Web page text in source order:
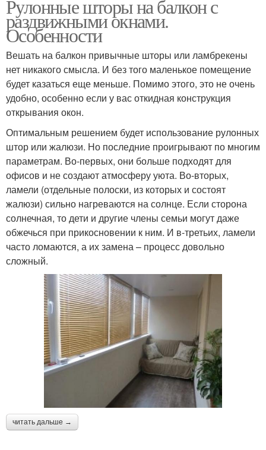
Рулонные шторы на балкон с
раздвижными окнами.
Особенности
Вешать на балкон привычные шторы или ламбрекены
нет никакого смысла. И без того маленькое помещение
будет казаться еще меньше. Помимо этого, это не очень
удобно, особенно если у вас откидная конструкция
открывания окон.
Оптимальным решением будет использование рулонных
штор или жалюзи. Но последние проигрывают по многим
параметрам. Во-первых, они больше подходят для
офисов и не создают атмосферу уюта. Во-вторых,
ламели (отдельные полоски, из которых и состоят
жалюзи) сильно нагреваются на солнце. Если сторона
солнечная, то дети и другие члены семьи могут даже
обжечься при прикосновении к ним. И в-третьих, ламели
часто ломаются, а их замена – процесс довольно
сложный.
читать дальше →